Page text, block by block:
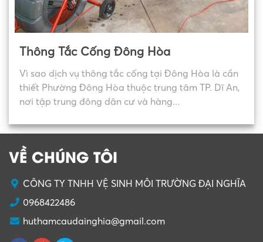
Thông Tắc Cống Đông Hòa
Vì sao dịch vụ thông tắc cống tại Đông Hòa là cần
thiết Phường Đông Hòa thuộc trung tâm TP. Dĩ An,
nơi tập trung đông dân cư và hàng...
VỀ CHÚNG TÔI
CÔNG TY TNHH VỆ SINH MÔI TRƯỜNG ĐẠI NGHĨA
0968422486
huthamcaudainghia@gmail.com